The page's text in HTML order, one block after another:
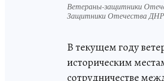
Ветераны-защитники
Защитники Отечества ДНР
В текущем году
историческим
сотрудничестве